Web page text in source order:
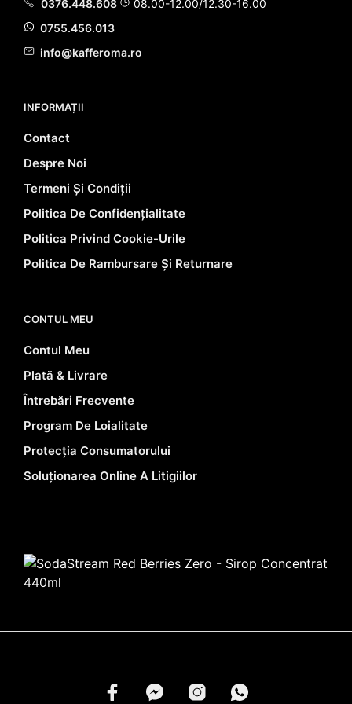
0376.448.608
08.00-12.00/12.30-16.00
0755.456.013
info@kafferoma.ro
INFORMAȚII
Contact
Despre Noi
Termeni Și Condiții
Politica De Confidențialitate
Politica Privind Cookie-Urile
Politica De Rambursare Și Returnare
CONTUL MEU
Contul Meu
Plată & Livrare
Întrebări Frecvente
Program De Loialitate
Protecția Consumatorului
Soluționarea Online A Litigiilor